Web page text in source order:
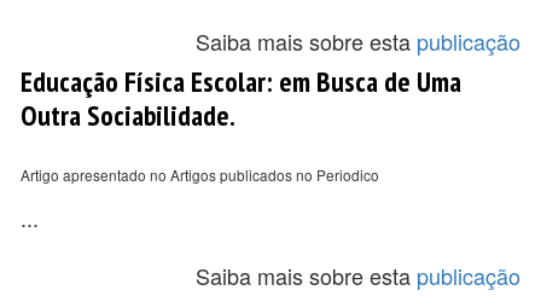
Saiba mais sobre esta publicação
Educação Física Escolar: em Busca de Uma
Outra Sociabilidade.
Artigo apresentado no Artigos publicados no Periodico
...
Saiba mais sobre esta publicação